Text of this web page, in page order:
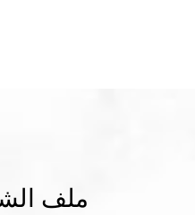
ملف